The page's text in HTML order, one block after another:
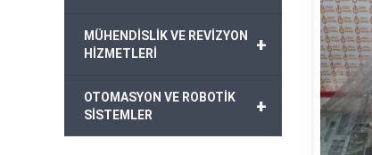
+
MÜHENDİSLİK VE REVİZYON
HİZMETLERİ
+
OTOMASYON VE ROBOTİK
SİSTEMLER